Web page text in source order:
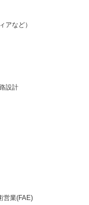
アなど）
設計
営業(FAE)